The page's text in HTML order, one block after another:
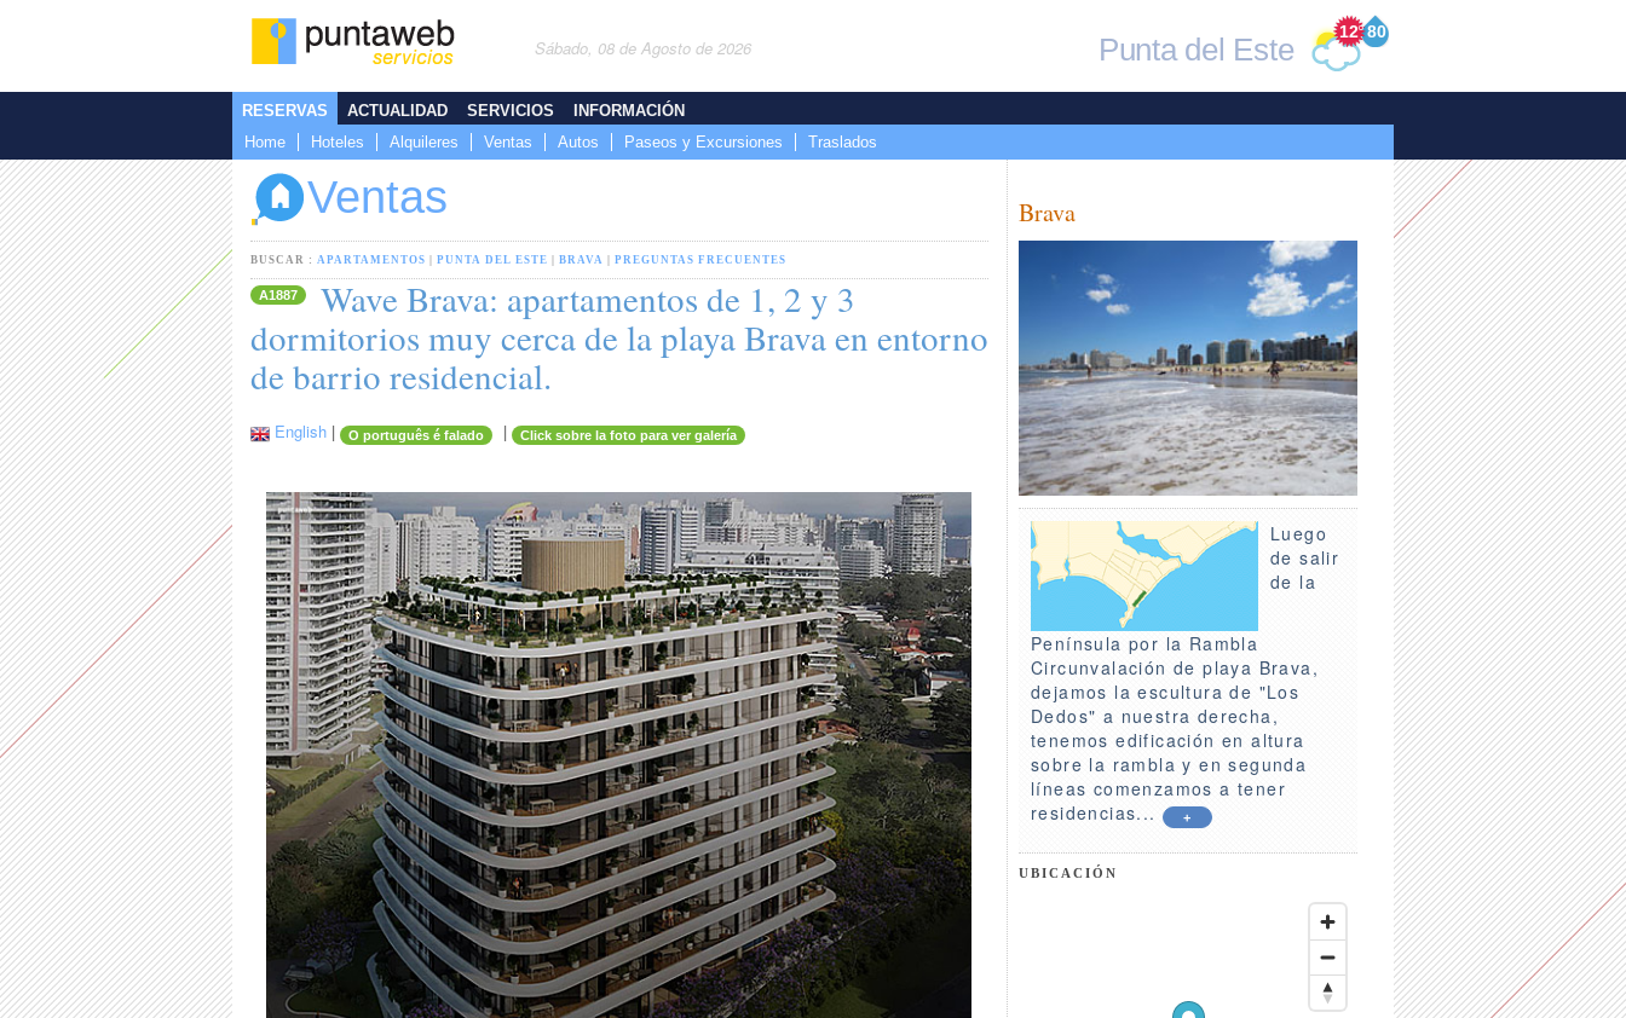
Sábado, 08 de Agosto de 2026
80
12°
Punta del Este
RESERVAS
Home
Hoteles Alquileres Ventas Autos Paseos y Excursiones Traslados
ACTUALIDAD SERVICIOS INFORMACIÓN
Ventas
BUSCAR : APARTAMENTOS PUNTA DEL ESTE BRAVA PREGUNTAS FRECUENTES
A1887
Wave Brava: apartamentos de 1, 2 y 3
dormitorios muy cerca de la playa Brava en entorno
de barrio residencial.
English | O português é falado | Click sobre la foto para ver galería
Brava
Luego
de salir
de la
Península por la Rambla
Circunvalación de playa Brava,
dejamos la escultura de "Los
Dedos" a nuestra derecha,
tenemos edificación en altura
sobre la rambla y en segunda
líneas comenzamos a tener
residencias...
+
UBICACIÓN